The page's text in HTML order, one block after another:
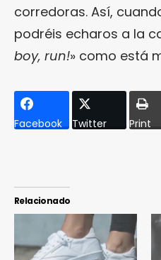
corredoras. Así,
podréis echaros a la
boy, run!» como está
Facebook Twitter Print
Relacionado